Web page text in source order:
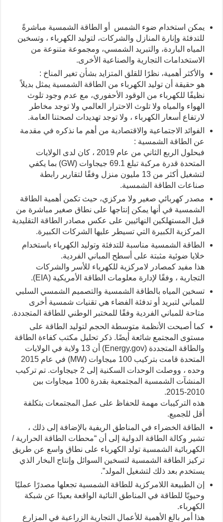
يمكن استخدام ضوء الشمس أو الطاقة الشمسية مباشرةً
للتدفئة وإنارة المنازل والشركات، لتوليد الكهرباء ، وتسخين
المياه الباردة، والتبريد الشمسي، ومجموعة متنوعة من
الاستخدامات التجارية والصناعية الأخرى.
والأكثر أهمية، نظرًا للقلق المتزايد بشأن تغير المناخ :
هو حقيقة أن توليد الكهرباء من الطاقة الشمسية يمثل بديلاً
نظيفًا للكهرباء من الوقود الأحفوري، مع عدم وجود تلوث
الهواء والمياه ولا تلوث الاحترار العالمي ولا توجد مخاطر
لارتفاع أسعار الكهرباء ، ولا توجد تهديدات لصحتنا العامة.
الفوائد الاجتماعية والاقتصادية من أهم ما نذكره في مقدمة
عن الطاقة الشمسية :
فبحلول الربع الثاني من عام 2019 ، كان لدى الولايات
المتحدة قدرة مركبة تبلغ 69.1 جيجاوات (GW) بما يكفي
لتشغيل أكثر من 13 مليون منزل وفقًا لتقارير رابطة
صناعات الطاقة الشمسية.
مصدر كهربائي صغير ولا مركزي، حيث تكمن أهمية الطاقة
الشمسية في أنها يمكن إنتاجها على نطاق صغير مباشرة من
قبل المستهلكين النهائيين على عكس مصادر الطاقة التقليدية
المركزية الكبيرة التي تسيطر عليها الشركات الكبيرة.
الطاقة الشمسية مناسبة للتدفئة وتوليد الكهرباء باستخدام
خلايا ضوئية مثبتة على أسطح المباني الفردية.
هذا مفيد كمصادر لامركزية للكهرباء للأسر والشركات
التجارية ، وفقًا لإدارة معلومات الطاقة الأمريكية (EIA).
تسخين المياه بالطاقة الشمسية والتصميم الشمسي السلبي
للمباني لتبريد أو تدفئة الفضاء هي تقنيات شمسية أخرى
متاحة للمباني الفردية وفقًا للمختبر الوطني للطاقة المتجددة.
كما أصبحت الأنظمة متوسطة الحجم لتوليد الطاقة على
مستوى المجتمع شائعة أيضًا. ذكر تحليل مكتب كفاءة الطاقة
والطاقة المتجددة (Energy.gov) أن 13 ولاية في الولايات
المتحدة قامت بتركيب 100 ميجاوات (MW) في عام 2015
وحده ، ووصلت الوحدات السكنية إلى 2 جيجاوات. تم تركيب
المنشآت الشمسية المجتمعية بقدرة 100 ميجاوات بين
2010-2015.
هذه التركيبات مهمة للحفاظ على عمل المجتمعات بتكلفة
أقل للجميع.
الطاقة الخضراء في المناطق الريفية بالإضافة إلى ذلك ،
تشير وكالة الطاقة الدولية إلى أن “محطات الطاقة الحرارية /
الكهربائية الشمسية تولد الكهرباء على نطاق واسع عن طريق
تركيز الطاقة الشمسية لتسخين السوائل وإنتاج البخار الذي
يستخدم بعد ذلك لتشغيل المولد”.
إن الطبيعة اللامركزية للطاقة الشمسية تجعلها مصدرًا عمليًا
وحيويًا للطاقة في المناطق النائية الواقعة بعيدًا عن شبكة
الكهرباء.
هذا أمر بالغ الأهمية للأعمال التجارية الزراعية في المزارع